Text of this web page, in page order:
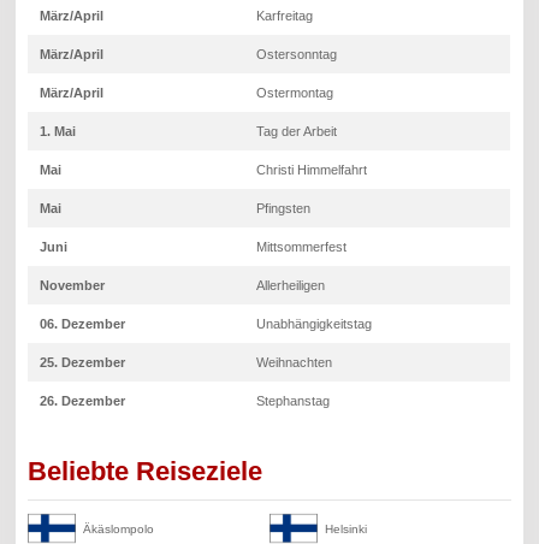
März/April Karfreitag
März/April Ostersonntag
März/April Ostermontag
1. Mai Tag der Arbeit
Mai Christi Himmelfahrt
Mai Pfingsten
Juni Mittsommerfest
November Allerheiligen
06. Dezember Unabhängigkeitstag
25. Dezember Weihnachten
26. Dezember Stephanstag
Beliebte Reiseziele
Äkäslompolo Helsinki